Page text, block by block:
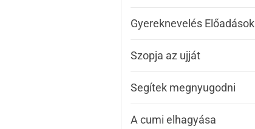
Gyereknevelés Előadások
Szopja az ujját
Segítek megnyugodni
A cumi elhagyása